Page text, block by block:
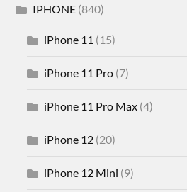
IPHONE (840)
iPhone 11 (15)
iPhone 11 Pro (7)
iPhone 11 Pro Max (4)
iPhone 12 (20)
iPhone 12 Mini (9)